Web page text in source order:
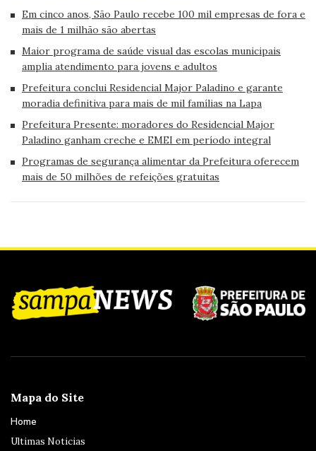
Em cinco anos, São Paulo recebe 100 mil empresas de fora e
mais de 1 milhão são abertas
Maior programa de saúde visual das escolas municipais
amplia atendimento para jovens e adultos
Prefeitura conclui Residencial Major Paladino e garante
moradia definitiva para mais de mil famílias na Lapa
Prefeitura Presente: moradores do Residencial Major
Paladino ganham creche e EMEI em período integral
Programas de segurança alimentar da Prefeitura oferecem
mais de 50 milhões de refeições gratuitas
Mapa do Site
Home
Ultimas Noticias